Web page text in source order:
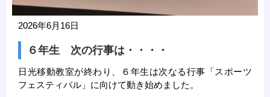
2026年6月16日
６年生 次の行事は・・・・
日光移動教室が終わり、６年生は次なる行事「スポーツ
フェスティバル」に向けて動き始めました。